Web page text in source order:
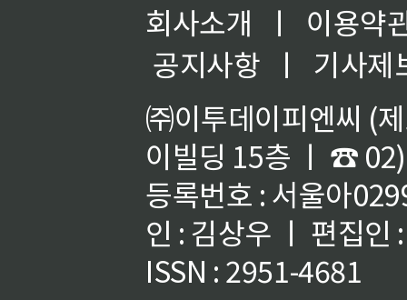
회사소개 ㅣ
이용약
공지사항
ㅣ
기사제
㈜이투데이피엔씨 (
이빌딩 15층 ㅣ ☎
등록번호 : 서울아
인 : 김상우 ㅣ 편집인
ISSN : 2951-4681